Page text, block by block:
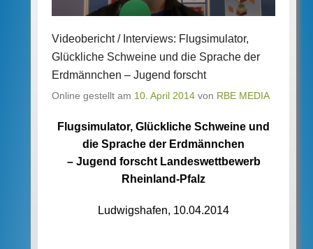
Videobericht / Interviews: Flugsimulator,
Glückliche Schweine und die Sprache der
Erdmännchen – Jugend forscht
Online gestellt am 10. April 2014 von RBE MEDIA
Flugsimulator, Glückliche Schweine und
die Sprache der Erdmännchen
– Jugend forscht Landeswettbewerb
Rheinland-Pfalz
Ludwigshafen, 10.04.2014